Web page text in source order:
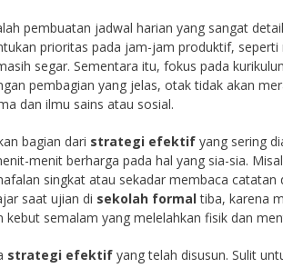
pembuatan jadwal harian yang sangat
prioritas pada jam-jam produktif, seperti
segar. Sementara itu, fokus pada
pembagian yang jelas, otak tidak akan
dan ilmu sains atau sosial.
bagian dari strategi efektif yang sering
menit berharga pada hal yang sia-sia.
singkat atau sekadar membaca catatan
saat ujian di sekolah formaltiba, karena
semalam yang melelahkan fisik dan
strategi efektif yang telah disusun. Sulit